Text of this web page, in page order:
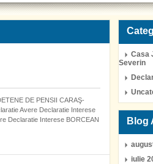
DE PENSII CARAŞ-
Avere Declaratie Interese
Declaratie Interese BORCEAN
Casa
Severin
Blog
iulie